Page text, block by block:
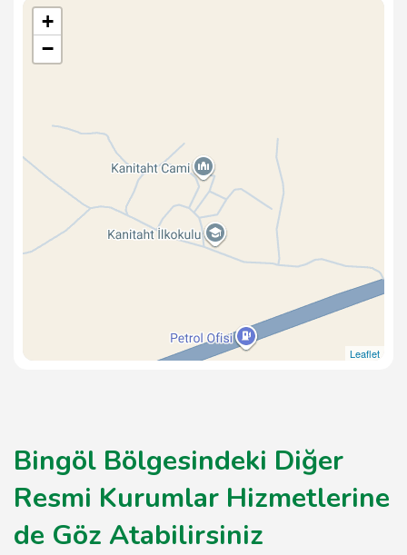
+
−
Leaflet
Bingöl Bölgesindeki Diğer
Resmi Kurumlar Hizmetlerine
de Göz Atabilirsiniz